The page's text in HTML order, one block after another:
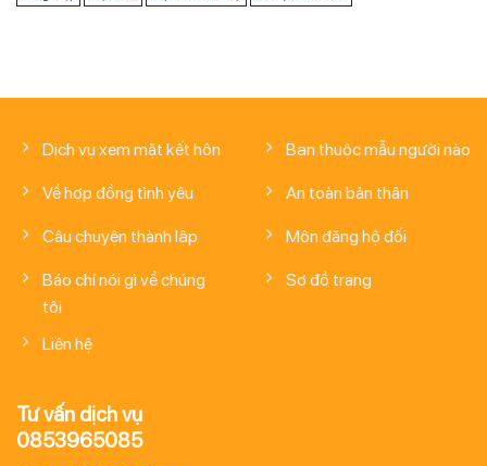
Dịch vụ xem mặt kết hôn
Về hợp đồng tình yêu
Câu chuyện thành lập
Báo chí nói gì về chúng
tôi
Liên hệ
Bạn thuộc mẫu người nào
An toàn bản thân
Môn đăng hộ đối
Sơ đồ trang
Tư vấn dịch vụ
0853965085